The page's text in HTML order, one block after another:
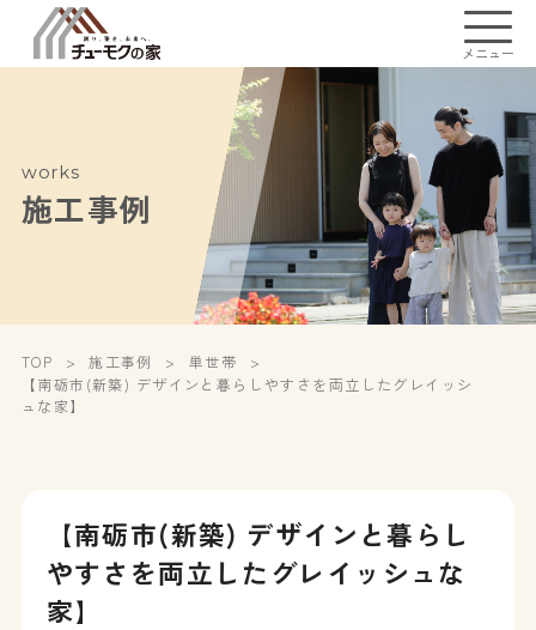
メニュー
works
施工事例
TOP 施工事例
単世帯
【南砺市(新築) デザインと暮らしやすさを両立したグレイッシ
ュな家】
【南砺市(新築) デザインと暮らし
やすさを両立したグレイッシュな
家】